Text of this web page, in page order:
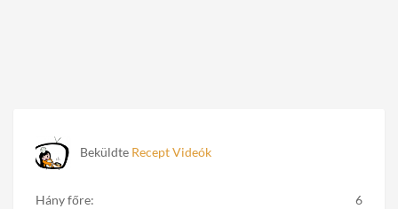
Beküldte Recept Videók
Hány főre: 6